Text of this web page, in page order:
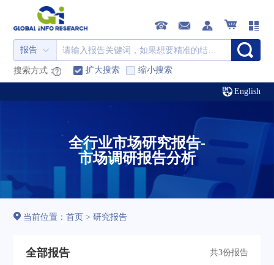
报告
搜索方式： 扩大搜索 缩小搜索
English
全行业市场研究报告-
市场调研报告分析
当前位置：首页> 研究报告
全部报告 共3份报告